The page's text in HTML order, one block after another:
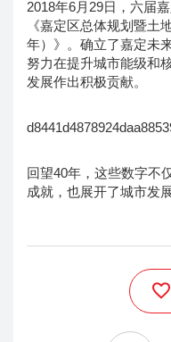
2018年6月29日，六届
《嘉定区总体规划暨土
年）》。确立了嘉定未
努力在提升城市能级和
发展作出积极贡献。
回望40年，这些数字不
成就，也展开了城市发